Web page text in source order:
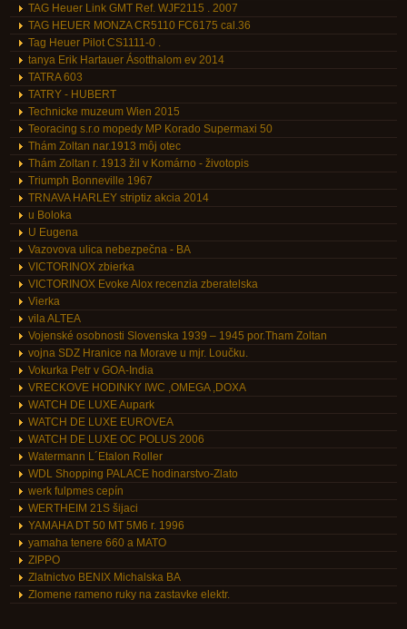
TAG Heuer Link GMT Ref. WJF2115 . 2007
TAG HEUER MONZA CR5110 FC6175 cal.36
Tag Heuer Pilot CS1111-0 .
tanya Erik Hartauer Ásotthalom ev 2014
TATRA 603
TATRY - HUBERT
Technicke muzeum Wien 2015
Teoracing s.r.o mopedy MP Korado Supermaxi 50
Thám Zoltan nar.1913 môj otec
Thám Zoltan r. 1913 žil v Komárno - životopis
Triumph Bonneville 1967
TRNAVA HARLEY striptiz akcia 2014
u Boloka
U Eugena
Vazovova ulica nebezpečna - BA
VICTORINOX zbierka
VICTORINOX Evoke Alox recenzia zberatelska
Vierka
vila ALTEA
Vojenské osobnosti Slovenska 1939 – 1945 por.Tham Zoltan
vojna SDZ Hranice na Morave u mjr. Loučku.
Vokurka Petr v GOA-India
VRECKOVE HODINKY IWC ,OMEGA ,DOXA
WATCH DE LUXE Aupark
WATCH DE LUXE EUROVEA
WATCH DE LUXE OC POLUS 2006
Watermann L´Etalon Roller
WDL Shopping PALACE hodinarstvo-Zlato
werk fulpmes cepín
WERTHEIM 21S šijaci
YAMAHA DT 50 MT 5M6 r. 1996
yamaha tenere 660 a MATO
ZIPPO
Zlatnictvo BENIX Michalska BA
Zlomene rameno ruky na zastavke elektr.